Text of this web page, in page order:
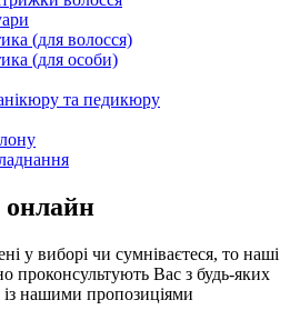
(для волосся)
(для особи)
та педикюру
онлайн
у виборі чи сумніваєтеся, то наші
проконсультують Вас з будь-яких
нашими пропозиціями